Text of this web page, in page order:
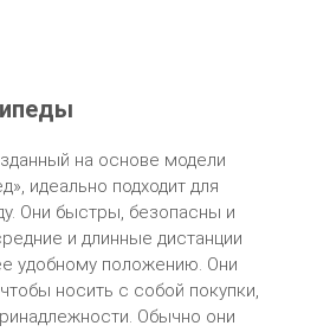
на основе модели
идеально подходит для
Они быстры, безопасны и
и длинные дистанции
удобному положению. Они
носить с собой покупки,
Обычно они